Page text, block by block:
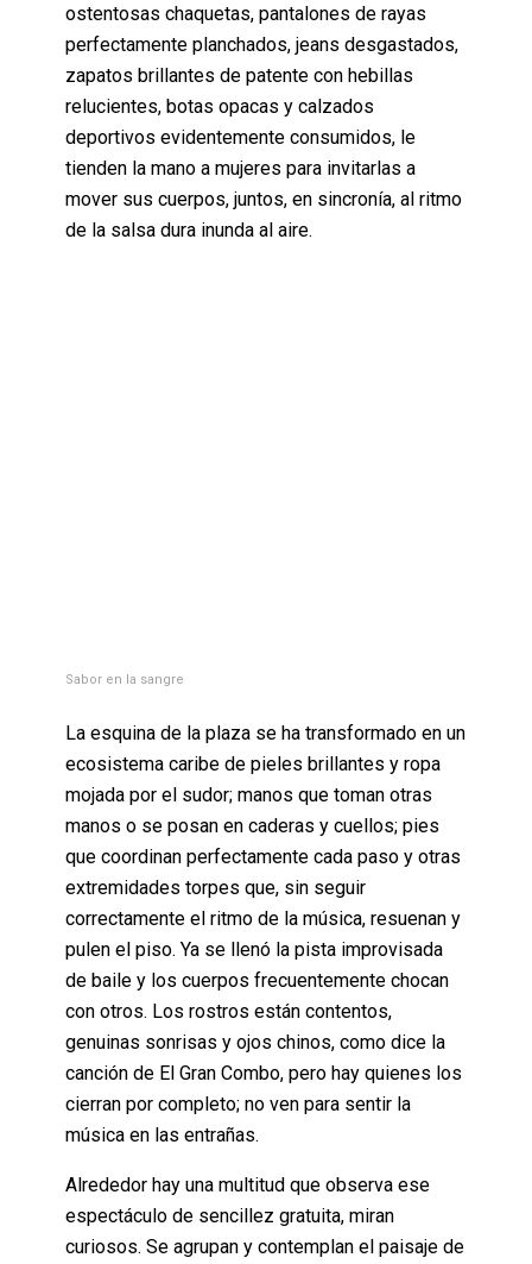
ostentosas chaquetas, pantalones de rayas
perfectamente planchados, jeans desgastados,
zapatos brillantes de patente con hebillas
relucientes, botas opacas y calzados
deportivos evidentemente consumidos, le
tienden la mano a mujeres para invitarlas a
mover sus cuerpos, juntos, en sincronía, al ritmo
de la salsa dura inunda al aire.
Sabor en la sangre
La esquina de la plaza se ha transformado en un
ecosistema caribe de pieles brillantes y ropa
mojada por el sudor; manos que toman otras
manos o se posan en caderas y cuellos; pies
que coordinan perfectamente cada paso y otras
extremidades torpes que, sin seguir
correctamente el ritmo de la música, resuenan y
pulen el piso. Ya se llenó la pista improvisada
de baile y los cuerpos frecuentemente chocan
con otros. Los rostros están contentos,
genuinas sonrisas y ojos chinos, como dice la
canción de El Gran Combo, pero hay quienes los
cierran por completo; no ven para sentir la
música en las entrañas.
Alrededor hay una multitud que observa ese
espectáculo de sencillez gratuita, miran
curiosos. Se agrupan y contemplan el paisaje de